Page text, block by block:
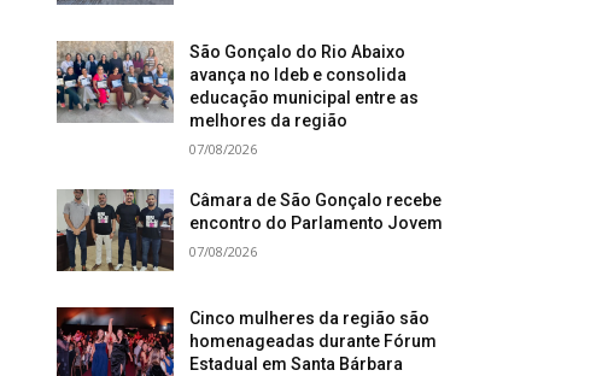
São Gonçalo do Rio Abaixo
avança no Ideb e consolida
educação municipal entre as
melhores da região
07/08/2026
Câmara de São Gonçalo recebe
encontro do Parlamento Jovem
07/08/2026
Cinco mulheres da região são
homenageadas durante Fórum
Estadual em Santa Bárbara